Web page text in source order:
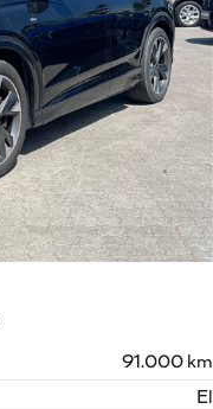
91.000 km
El